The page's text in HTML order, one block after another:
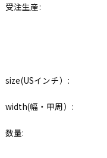
受注生産:
size(USインチ）:
width(幅・甲周）:
数量: